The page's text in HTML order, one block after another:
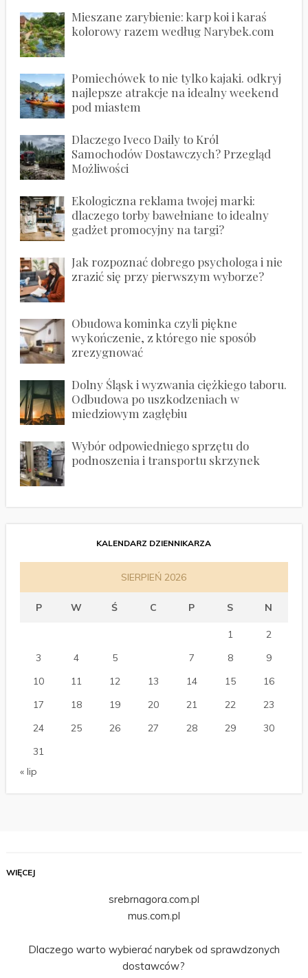
Mieszane zarybienie: karp koi i karaś
kolorowy razem według Narybek.com
Pomiechówek to nie tylko kajaki. odkryj
najlepsze atrakcje na idealny weekend
pod miastem
Dlaczego Iveco Daily to Król
Samochodów Dostawczych? Przegląd
Możliwości
Ekologiczna reklama twojej marki:
dlaczego torby bawełniane to idealny
gadżet promocyjny na targi?
Jak rozpoznać dobrego psychologa i nie
zrazić się przy pierwszym wyborze?
Obudowa kominka czyli piękne
wykończenie, z którego nie sposób
zrezygnować
Dolny Śląsk i wyzwania ciężkiego taboru.
Odbudowa po uszkodzeniach w
miedziowym zagłębiu
Wybór odpowiedniego sprzętu do
podnoszenia i transportu skrzynek
KALENDARZ DZIENNIKARZA
SIERPIEŃ 2026
P W Ś C P S N
1
2
3
4 5 7 8
9
10
11 12 13 14 15
16
17
18 19 20 21 22
23
24
25 26 27 28 29
30
31
« lip
WIĘCEJ
srebrnagora.com.pl
mus.com.pl
Dlaczego warto wybierać narybek od sprawdzonych
dostawców?